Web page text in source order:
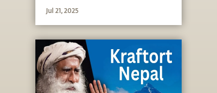
Jul 21, 2025